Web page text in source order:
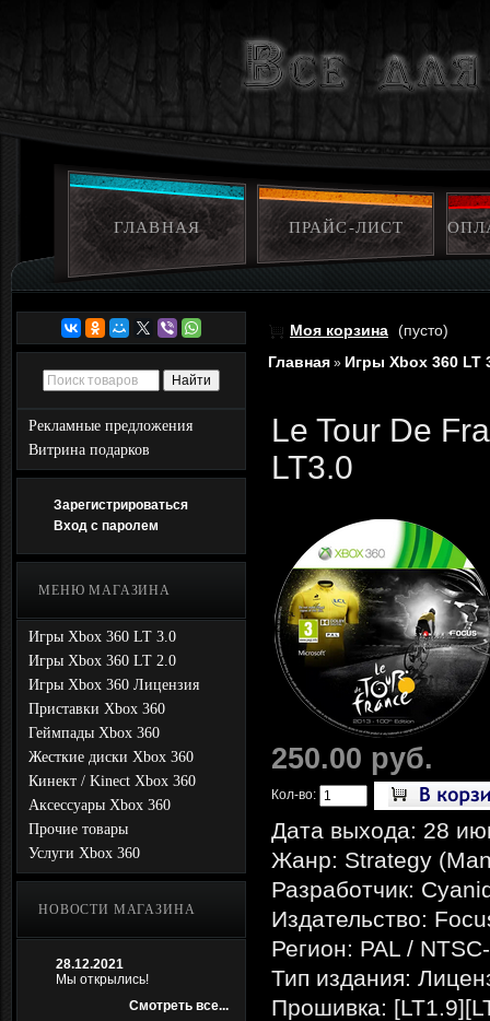
ГЛАВНАЯ ПРАЙС-ЛИСТ
Рекламные предложения
Витрина подарков
Зарегистрироваться
Вход с паролем
МЕНЮ МАГАЗИНА
Игры Xbox 360 LT 3.0
Игры Xbox 360 LT 2.0
Игры Xbox 360 Лицензия
Приставки Xbox 360
Геймпады Xbox 360
Жесткие диски Xbox 360
Кинект / Kinect Xbox 360
Аксессуары Xbox 360
Прочие товары
Услуги Xbox 360
НОВОСТИ МАГАЗИНА
28.12.2021
Мы открылись!
Смотреть все...
Моя корзина (пусто)
Главная » Игры Xbox 360 LT
Le Tour De
LT3.0
250.00 руб.
Кол-во:
Дата выхода: 28
Жанр: Strategy
Разработчик:
Издательство:
Регион: PAL /
Тип издания:
Прошивка: